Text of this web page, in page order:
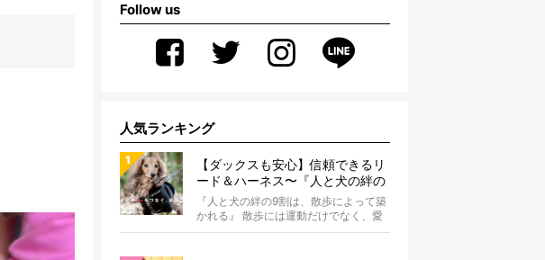
Follow us
人気ランキング
【ダックスも安心】信頼できるリ
ード＆ハーネス〜『人と犬の絆の
9割は散歩によって築かれる』
WOLFGANG MAN＆BEAST〜
『人と犬の絆の9割は、散歩によって築
かれる』 散歩には運動だけでなく、愛
犬とオーナーの絆を深める重要な役割